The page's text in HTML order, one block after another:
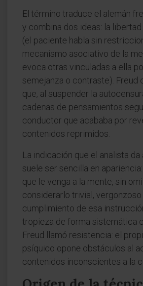
El término traduce el alemán
y combina dos ideas: la
(el paciente habla sin
mecanismo asociativo de la
evoca otras vinculadas a ella
semejanza o contraste). Freud
que, al suspender la
cadenas de pensamientos
conductor que acababa por
contenidos reprimidos.
La indicación que el analista
suele ser sencilla en
que le venga a la mente, sin
considerarlo trivial, vergonzoso
cumplimiento de esa
tropieza de forma sistemática
Freud llamó resistencia: el
psíquico opone obstáculos al
contenidos inconscientes a la